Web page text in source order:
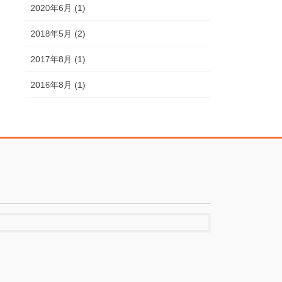
2020年6月 (1)
2018年5月 (2)
2017年8月 (1)
2016年8月 (1)